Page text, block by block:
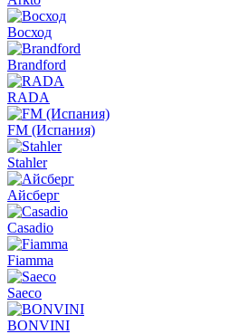
Восход
Brandford
RADA
FM (Испания)
Stahler
Айсберг
Casadio
Fiamma
Saeco
BONVINI